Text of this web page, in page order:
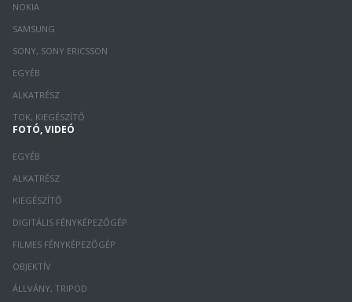
NOKIA
SAMSUNG
SONY, SONY ERICSSON
EGYÉB
ALKATRÉSZ
TOK, KIEGÉSZÍTŐ
FOTÓ, VIDEÓ
EGYÉB
ALKATRÉSZ
KIEGÉSZÍTŐ
DIGITÁLIS FÉNYKÉPEZŐGÉP
FILMES FÉNYKÉPEZŐGÉP
OBJEKTÍV
ÁLLVÁNY, TRIPOD